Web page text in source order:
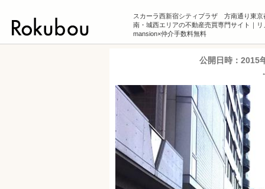
スカーラ西新宿シティプラザ 方南通り東京
南・城西エリアの不動産売買専門サイト｜リ
mansion×仲介手数料無料
公開日時： 2015